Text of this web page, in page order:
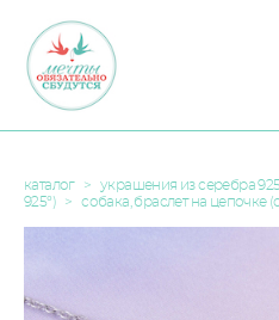
каталог > украшения из серебра
925°)
> собака, браслет на цепочке